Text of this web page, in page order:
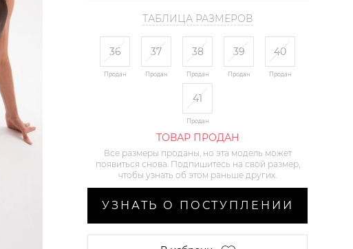
ТАБЛИЦА РАЗМЕРОВ
36
Продан
37
Продан
38
Продан
39
Продан
40
Продан
41
Продан
ТОВАР ПРОДАН
Все размеры проданы, но эта модель может
появиться снова. Подпишитесь на свой размер,
чтобы узнать об этом раньше других.
УЗНАТЬ О ПОСТУПЛЕНИИ